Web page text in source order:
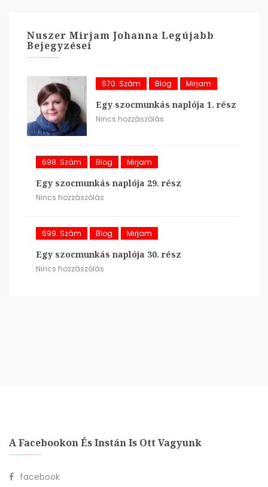
Nuszer Mirjam Johanna Legújabb
Bejegyzései
670. Szám Blog Mirjam
Egy szocmunkás naplója 1. rész
Nincs hozzászólás
698. Szám Blog Mirjam
Egy szocmunkás naplója 29. rész
Nincs hozzászólás
699. Szám Blog Mirjam
Egy szocmunkás naplója 30. rész
Nincs hozzászólás
A Facebookon És Instán Is Ott Vagyunk
facebook